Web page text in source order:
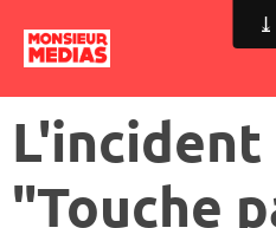
L'incident
"Touche